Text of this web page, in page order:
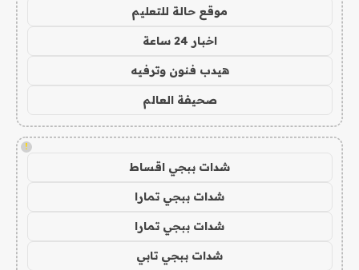
موقع حالة للتعليم
اخبار 24 ساعة
هيدب فنون وترفيه
صحيفة العالم
!
شدات ببجي اقساط
شدات ببجي تمارا
شدات ببجي تمارا
شدات ببجي تابي